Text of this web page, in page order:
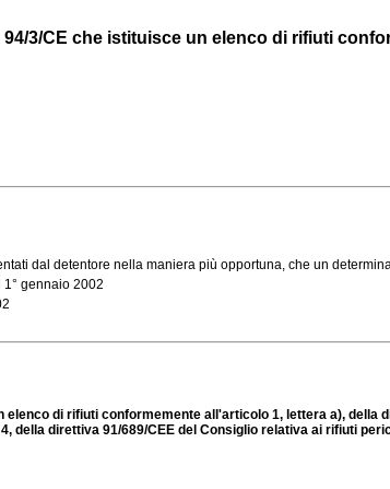
3/CE che istituisce un elenco di rifiuti
dal detentore nella maniera più opportuna, che un
gennaio 2002
di rifiuti conformemente all'articolo 1, lettera a), della
direttiva 91/689/CEE del Consiglio relativa ai rifiuti